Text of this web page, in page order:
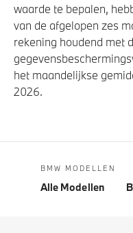
waarde te bepalen,
van de afgelopen zes
rekening houdend met
het maandelijkse
2026.
BMW MODELLEN
Alle Modellen